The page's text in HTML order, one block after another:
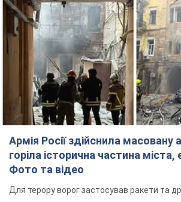
Армія Росії здійснила масовану
горіла історична частина
Фото та відео
Для терору ворог застосував ракети та